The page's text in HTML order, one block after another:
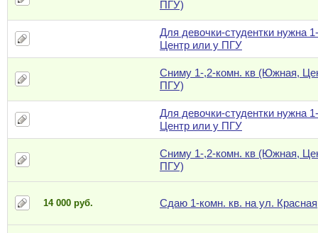
ПГУ)
Для девочки-студентки нужна
Центр или у ПГУ
Сниму 1-,2-комн. кв (Южная,
ПГУ)
Для девочки-студентки нужна
Центр или у ПГУ
Сниму 1-,2-комн. кв (Южная,
ПГУ)
14 000 руб. Сдаю 1-комн. кв. на ул.